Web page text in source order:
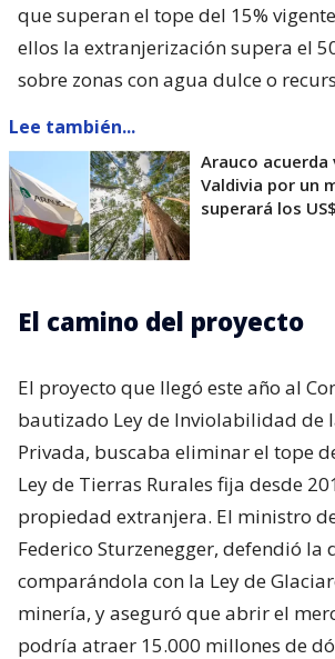
que superan el tope del 15%
ellos la extranjerización supera el
sobre zonas con agua dulce o
Lee también...
Arauco acuerda
Valdivia por un
superará los
El camino del proyecto
El proyecto que llegó este año al
bautizado Ley de Inviolabilidad de
Privada, buscaba eliminar el tope
Ley de Tierras Rurales fija desde
propiedad extranjera. El ministro
Federico Sturzenegger, defendió la
comparándola con la Ley de
minería, y aseguró que abrir el
podría atraer 15.000 millones de